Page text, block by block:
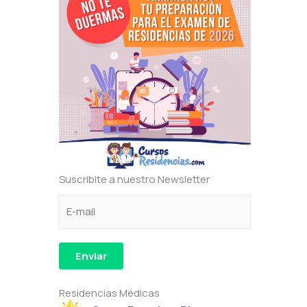
Suscribite a nuestro Newsletter
t
ó
e
C
e
e
Enviar
Residencias Médicas